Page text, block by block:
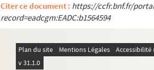
Citer ce document : https://ccfr.bnf.fr/
record=eadcgm:EADC:b1564594
Plan du site Mentions Légales
v 31.1.0